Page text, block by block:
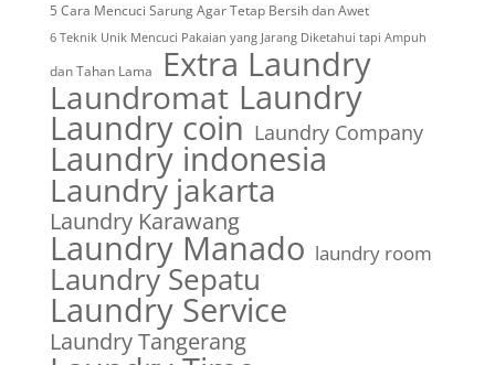
5 Cara Mencuci Sarung Agar Tetap Bersih dan Awet
6 Teknik Unik Mencuci Pakaian yang Jarang Diketahui tapi Ampuh
dan Tahan Lama Extra Laundry
Laundromat Laundry
Laundry coin Laundry Company
Laundry indonesia
Laundry jakarta
Laundry Karawang
Laundry Manado laundry room
Laundry Sepatu
Laundry Service
Laundry Tangerang